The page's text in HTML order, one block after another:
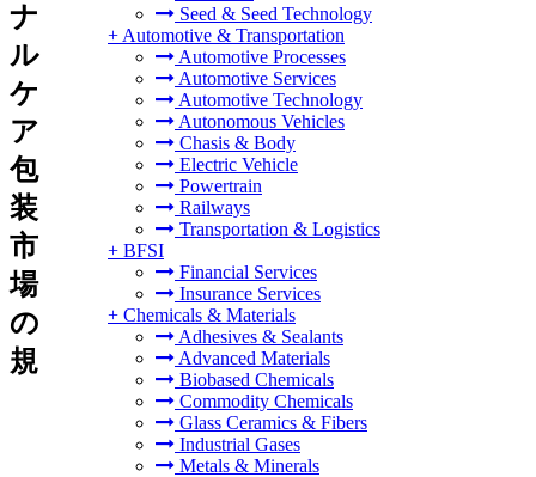
Seed & Seed Technology
+ Automotive & Transportation
Automotive Processes
Automotive Services
Automotive Technology
Autonomous Vehicles
Chasis & Body
Electric Vehicle
Powertrain
Railways
Transportation & Logistics
+ BFSI
Financial Services
Insurance Services
+ Chemicals & Materials
Adhesives & Sealants
Advanced Materials
Biobased Chemicals
Commodity Chemicals
Glass Ceramics & Fibers
Industrial Gases
Metals & Minerals
ナ
ル
ケ
ア
包
装
市
場
の
規